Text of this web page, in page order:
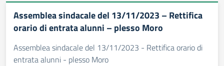
Assemblea sindacale del 13/11/2023 – Rettifica
orario di entrata alunni – plesso Moro
Assemblea sindacale del 13/11/2023 - Rettifica orario di
entrata alunni - plesso Moro